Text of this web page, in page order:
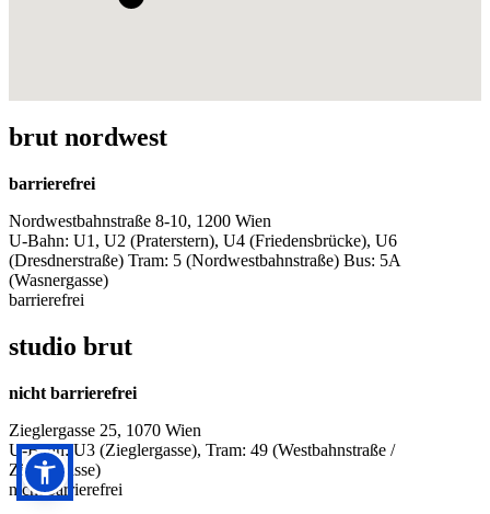
brut nordwest
barrierefrei
Nordwestbahnstraße 8-10, 1200 Wien
U-Bahn: U1, U2 (Praterstern), U4 (Friedensbrücke), U6
(Dresdnerstraße) Tram: 5 (Nordwestbahnstraße) Bus: 5A
(Wasnergasse)
barrierefrei
studio brut
nicht barrierefrei
Zieglergasse 25, 1070 Wien
U-Bahn: U3 (Zieglergasse), Tram: 49 (Westbahnstraße /
Zieglergasse)
nicht barrierefrei